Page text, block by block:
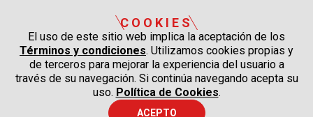
COOKIES
El uso de este sitio web implica la aceptación de los
Términos y condiciones. Utilizamos cookies propias y
de terceros para mejorar la experiencia del usuario a
través de su navegación. Si continúa navegando acepta su
uso. Política de Cookies.
ACEPTO